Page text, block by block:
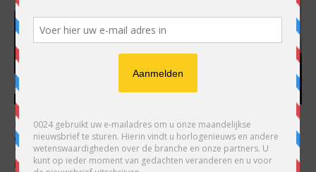
Hoofdredacteur en uitgever van 0024 Horloges. Een horlogeliefhebber en
ondernemer in hart en nieren, voor wie de liefde al decennia teruggaat. Voor
Wijnschenk is uitgeven levenslange passie, net als de oneindige interesse in
horloges.